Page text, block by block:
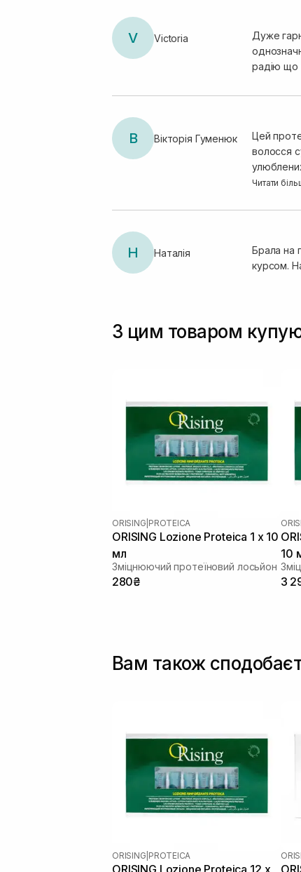
V Victoria
Дуже
радію що
В Вікторія Гуменюк
Цей
волосся
можливо,
Читати
Н Наталія
Брала на
курсом.
З цим товаром
ORISING PROTEICA
ORISING Lozione Proteica 1 х 10
мл
Зміцнюючий протеїновий лосьйон
280₴
10
3
Вам також
ORISING PROTEICA
ORISING Lozione Proteica 12 х